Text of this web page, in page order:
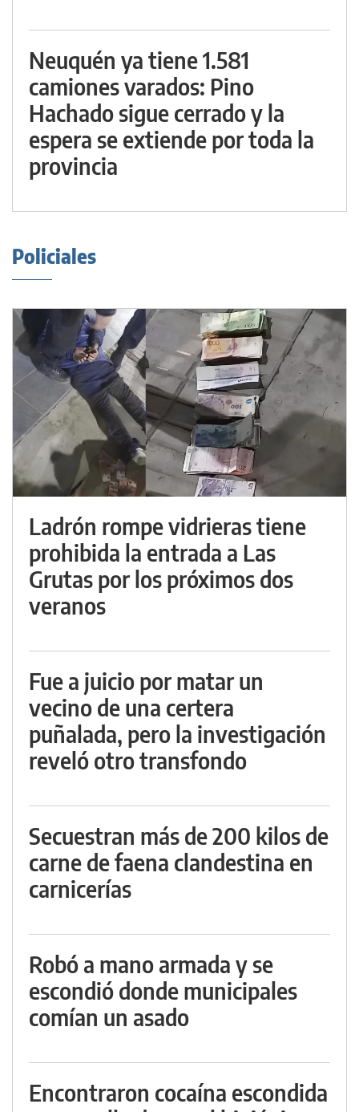
Neuquén ya tiene 1.581
camiones varados: Pino
Hachado sigue cerrado y la
espera se extiende por toda la
provincia
Policiales
Ladrón rompe vidrieras tiene
prohibida la entrada a Las
Grutas por los próximos dos
veranos
Fue a juicio por matar un
vecino de una certera
puñalada, pero la investigación
reveló otro transfondo
Secuestran más de 200 kilos de
carne de faena clandestina en
carnicerías
Robó a mano armada y se
escondió donde municipales
comían un asado
Encontraron cocaína escondida